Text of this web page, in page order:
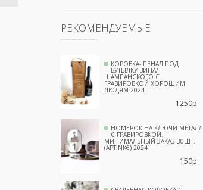
РЕКОМЕНДУЕМЫЕ
КОРОБКА- ПЕНАЛ ПОД
БУТЫЛКУ ВИНА/
ШАМПАНСКОГО С
ГРАВИРОВКОЙ ХОРОШИМ
ЛЮДЯМ 2024
1250р.
НОМЕРОК НА КЛЮЧИ МЕТАЛЛ
С ГРАВИРОВКОЙ.
МИНИМАЛЬНЫЙ ЗАКАЗ 30ШТ.
(АРТ.NK6) 2024
150р.